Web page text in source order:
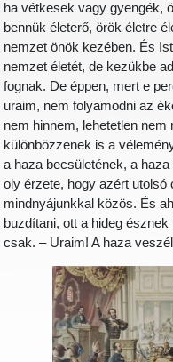
ha vétkesek vagy gyengék,
bennük életerő, örök életre
nemzet önök kezében. És
nemzet életét, de kezükbe
fognak. De éppen, mert e
uraim, nem folyamodni az
nem hinnem, lehetetlen
különbözzenek is a
a haza becsületének, a
oly érzete, hogy azért
mindnyájunkkal közös. És
buzdítani, ott a hideg
csak. – Uraim! A haza